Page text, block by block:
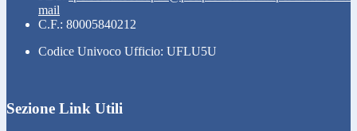
mail
C.F.: 80005840212
Codice Univoco Ufficio: UFLU5U
Sezione Link Utili